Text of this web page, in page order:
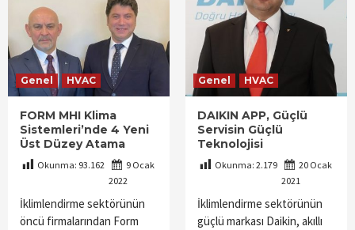
Genel HVAC
FORM MHI Klima
Sistemleri’nde 4 Yeni
Üst Düzey Atama
Okunma: 93.162
9 Ocak
2022
İklimlendirme sektörünün
öncü firmalarından Form
Genel HVAC
DAIKIN APP, Güçlü
Servisin Güçlü
Teknolojisi
Okunma: 2.179
20 Ocak
2021
İklimlendirme sektörünün
güçlü markası Daikin, akıllı